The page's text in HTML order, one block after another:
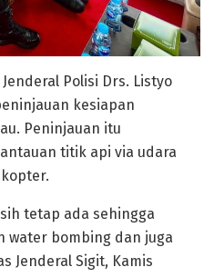
Polisi Drs. Listyo
kesiapan
Peninjauan itu
titik api via udara
tetap ada sehingga
water bombing dan juga
Jenderal Sigit, Kamis